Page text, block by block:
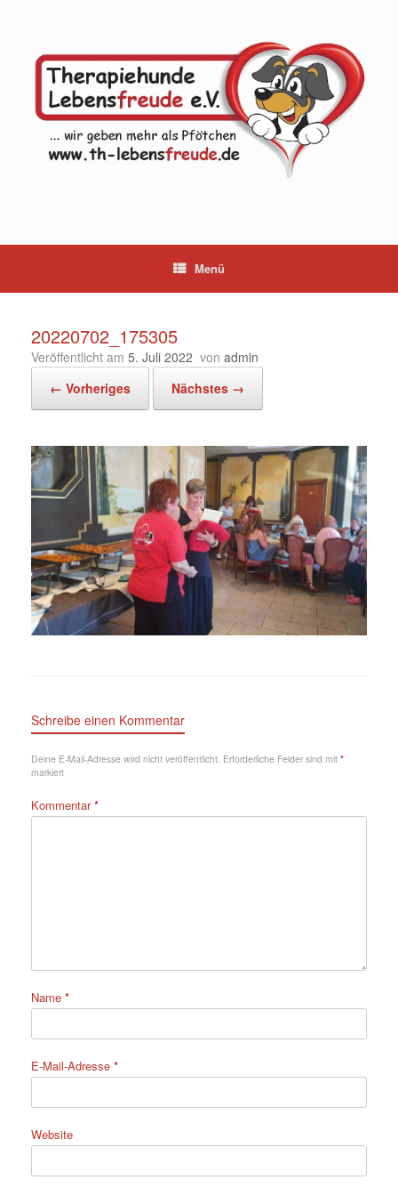
Menü
20220702_175305
Veröffentlicht am 5. Juli 2022 von admin
← Vorheriges
Nächstes →
Schreibe einen Kommentar
Deine E-Mail-Adresse wird nicht veröffentlicht. Erforderliche Felder sind mit *
markiert
Kommentar*
Name *
E-Mail-Adresse *
Website